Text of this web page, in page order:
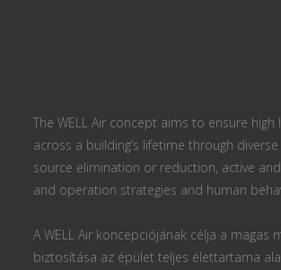
The WELL Air concept aims to ensure
across a building’s lifetime through
source elimination or reduction, active
and operation strategies and human
A WELL Air koncepciójának célja a magas
biztosítása az épület teljes élettartama